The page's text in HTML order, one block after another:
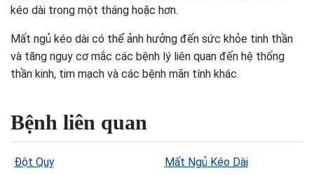
kéo dài trong một tháng hoặc hơn.
Mất ngủ kéo dài có thể ảnh hưởng đến sức khỏe tinh thần
và tăng nguy cơ mắc các bệnh lý liên quan đến hệ thống
thần kinh, tim mạch và các bệnh mãn tính khác.
Bệnh liên quan
Đột Quỵ
Mất Ngủ Kéo Dài